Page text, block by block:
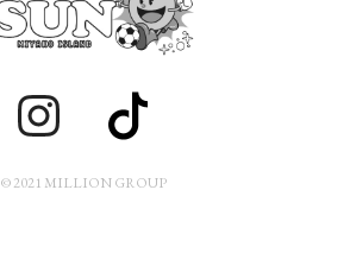
© 2021 MILLION GROUP